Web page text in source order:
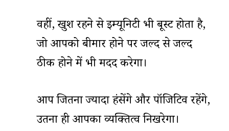
वहीं, खुश रहने से इम्यूनिटी भी बूस्ट होता है,
जो आपको बीमार होने पर जल्द से जल्द
ठीक होने में भी मदद करेगा।
आप जितना ज्यादा हंसेंगे और पॉजिटिव रहेंगे,
उतना ही आपका व्यक्तित्व निखरेगा।